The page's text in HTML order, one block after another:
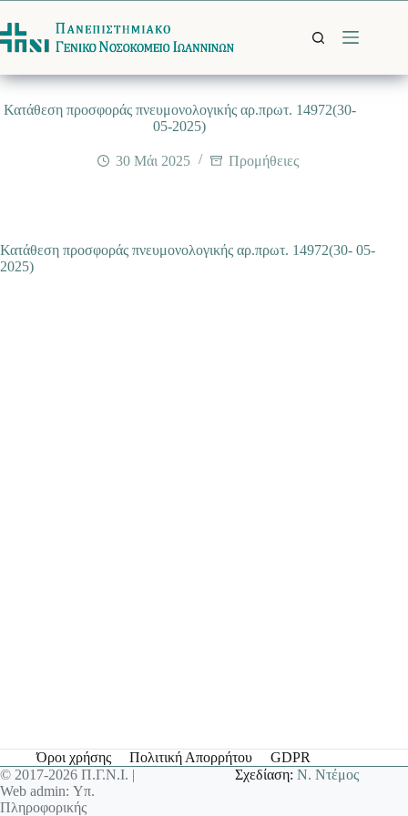
στο
περιεχόμενο
Κατάθεση προσφοράς πνευμονολογικής αρ.πρωτ. 14972(30-
05-2025)
30 Μάι 2025 Προμήθειες
Κατάθεση προσφοράς πνευμονολογικής αρ.πρωτ. 14972(30- 05-
2025)
Όροι χρήσης Πολιτική Απορρήτου
GDPR
© 2017-2026 Π.Γ.Ν.Ι. |
Web admin: Υπ.
Πληροφορικής
Σχεδίαση:Ν. Ντέμος